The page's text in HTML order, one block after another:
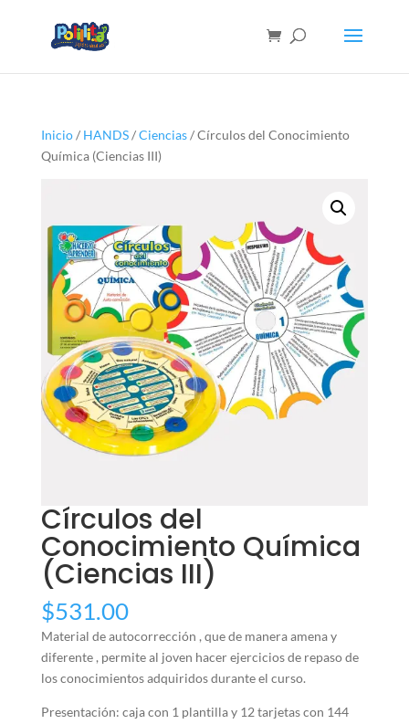
Inicio/ HANDS/Ciencias/ Círculos del Conocimiento
Química (Ciencias III)
Círculos del
Conocimiento Química
(Ciencias III)
$531.00
Material de autocorrección , que de manera amena y
diferente , permite al joven hacer ejercicios de repaso de
los conocimientos adquiridos durante el curso.
Presentación: caja con 1 plantilla y 12 tarjetas con 144